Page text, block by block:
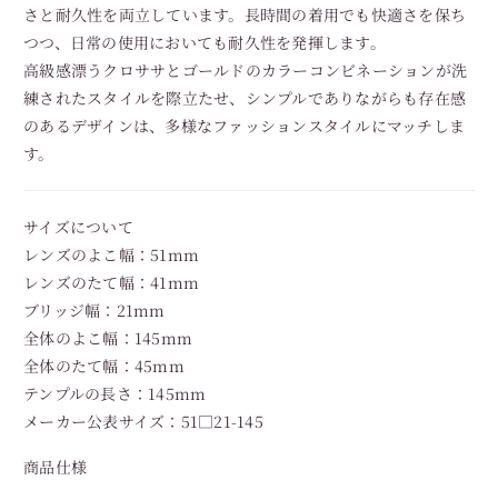
さと耐久性を両立しています。長時間の着用でも快適さを保ち
つつ、日常の使用においても耐久性を発揮します。
高級感漂うクロササとゴールドのカラーコンビネーションが洗
練されたスタイルを際立たせ、シンプルでありながらも存在感
のあるデザインは、多様なファッションスタイルにマッチしま
す。
サイズについて
レンズのよこ幅：51mm
レンズのたて幅：41mm
ブリッジ幅：21mm
全体のよこ幅：145mm
全体のたて幅：45mm
テンプルの長さ：145mm
メーカー公表サイズ：51□21-145
商品仕様